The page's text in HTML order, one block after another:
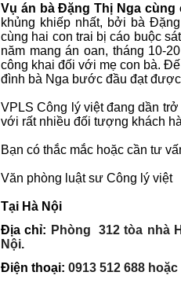
Vụ án bà Đặng Thị Nga cùng
khủng khiếp nhất, bởi bà
cùng hai con trai bị cáo buộc
năm mang án oan, tháng 10-
công khai đối với mẹ con bà.
đình bà Nga bước đầu đạt
VPLS Công lý việt đang dần
với rất nhiều đối tượng khách
Bạn có thắc mắc hoặc cần tư
Văn phòng luật sư Công lý việt
Tại Hà Nội
Địa chỉ: Phòng 312 tòa nhà
Nội.
Điện thoại: 0913 512 688 hoặc